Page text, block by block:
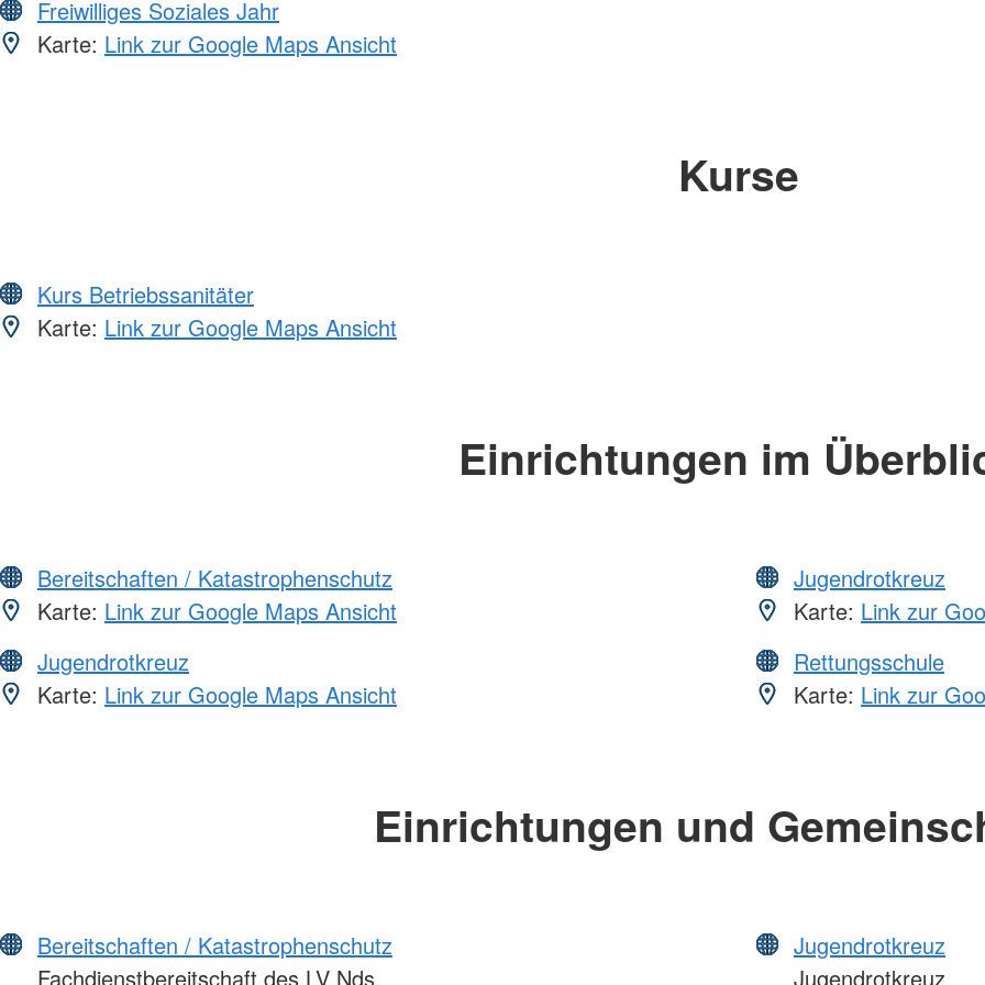
Freiwilliges Soziales Jahr
Karte: Link zur Google Maps Ansicht
Kurse
Kurs Betriebssanitäter
Karte: Link zur Google Maps Ansicht
Einrichtungen im
Bereitschaften / Katastrophenschutz
Karte: Link zur Google Maps Ansicht
Jugendrotkreuz
Karte: Link zur Google Maps Ansicht
Jugendrotkreuz
Karte: Link zur
Rettungsschule
Karte: Link zur
Einrichtungen und
Bereitschaften / Katastrophenschutz
Fachdienstbereitschaft des LV Nds.
Jugendrotkreuz
Jugendrotkreuz